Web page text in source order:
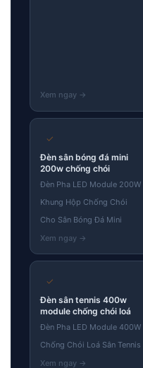
✓
Đèn sân bóng đá mini
200w chống chói
Đèn Pha LED Module 200W
Khung Hộp Chống Chói
Cho Sân Bóng Đá Mini
✓
Đèn sân tennis 400w
module chống chói loá
Đèn Pha LED Module 400W
Chống Chói Loá Sân Tennis